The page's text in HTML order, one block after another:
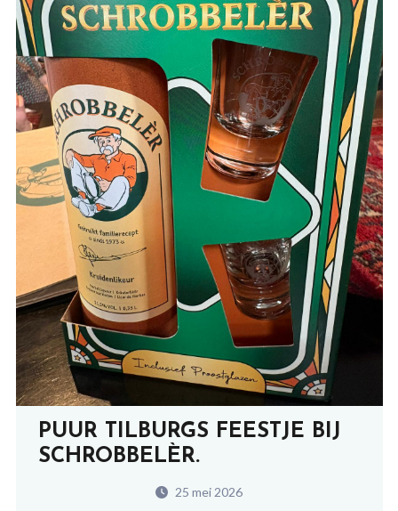
PUUR TILBURGS FEESTJE BIJ
SCHROBBELÈR.
25 mei 2026